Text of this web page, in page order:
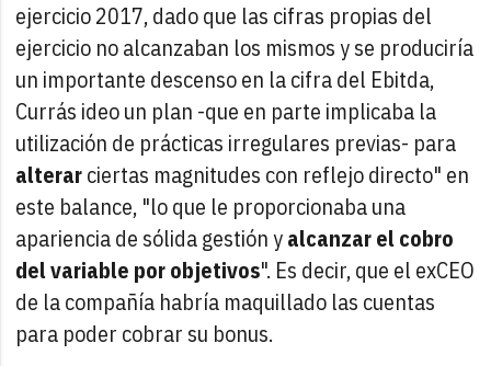
ejercicio 2017, dado que las cifras propias del
ejercicio no alcanzaban los mismos y se produciría
un importante descenso en la cifra del Ebitda,
Currás ideo un plan -que en parte implicaba la
utilización de prácticas irregulares previas- para
alterarciertas magnitudes con reflejo directo" en
este balance, "lo que le proporcionaba una
apariencia de sólida gestión yalcanzar el cobro
del variable por objetivos". Es decir, que el exCEO
de la compañía habría maquillado las cuentas
para poder cobrar su bonus.